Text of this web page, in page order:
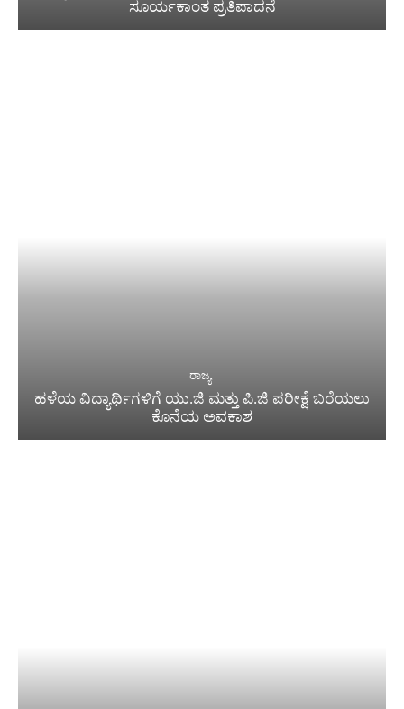
ಸೂರ್ಯಕಾಂತ ಪ್ರತಿಪಾದನೆ
ರಾಜ್ಯ
ಹಳೆಯ ವಿದ್ಯಾರ್ಥಿಗಳಿಗೆ ಯು.ಜಿ ಮತ್ತು ಪಿ.ಜಿ ಪರೀಕ್ಷೆ ಬರೆಯಲು
ಕೊನೆಯ ಅವಕಾಶ